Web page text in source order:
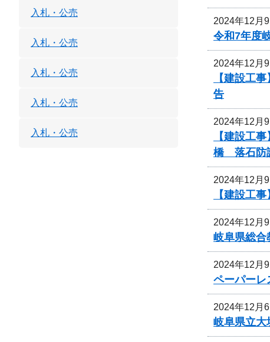
2024年12月
令和7年度
2024年12月
【建設工
告
2024年12月
【建設工
橋 落石防
2024年12月
【建設工
2024年12月
岐阜県総合
2024年12月
ペーパーレ
2024年12月
岐阜県立大
入札・公売
入札・公売
入札・公売
入札・公売
入札・公売